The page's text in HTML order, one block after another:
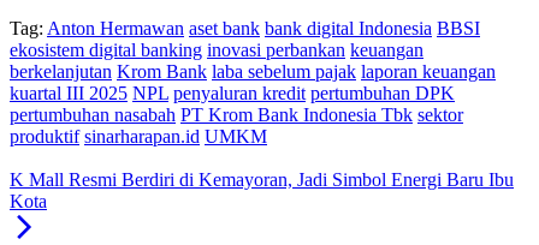
Tag: Anton Hermawan aset bank bank digital Indonesia BBSI
ekosistem digital banking inovasi perbankan keuangan
berkelanjutan Krom Bank laba sebelum pajak laporan keuangan
kuartal III 2025 NPL penyaluran kredit pertumbuhan DPK
pertumbuhan nasabah PT Krom Bank Indonesia Tbk sektor
produktif sinarharapan.id UMKM
K Mall Resmi Berdiri di Kemayoran, Jadi Simbol Energi Baru Ibu
Kota